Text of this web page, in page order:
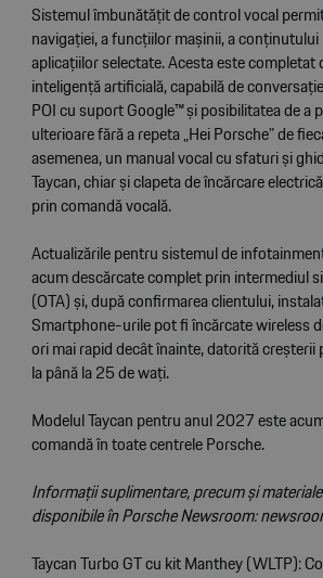
Sistemul îmbunătățit de control vocal
navigației, a funcțiilor mașinii, a conținutului
aplicațiilor selectate. Acesta este completat
inteligență artificială, capabilă de
POI cu suport Google™ și posibilitatea de a
ulterioare fără a repeta „Hei Porsche” de
asemenea, un manual vocal cu sfaturi și
Taycan, chiar și clapeta de încărcare
prin comandă vocală.
Actualizările pentru sistemul de
acum descărcate complet prin intermediul
(OTA) și, după confirmarea clientului,
Smartphone-urile pot fi încărcate wireless
ori mai rapid decât înainte, datorită creșterii
la până la 25 de wați.
Modelul Taycan pentru anul 2027 este
comandă în toate centrele Porsche.
Informații suplimentare, precum și
disponibile în Porsche Newsroom:
Taycan Turbo GT cu kit Manthey (WLTP):